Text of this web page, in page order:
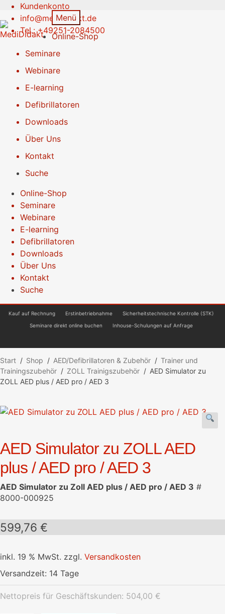
Kundenkonto
info@medididakt.de
Tel.: +49251-2084500
Zur
Navigation
springen
Springe
zum
Inhalt
Menü
Online-Shop
Seminare
Webinare
E-learning
Defibrillatoren
Downloads
Über Uns
Kontakt
Suche
Online-Shop
Seminare
Webinare
E-learning
Defibrillatoren
Downloads
Über Uns
Kontakt
Suche
Kauf auf Rechnung Erstinbetriebnahme
Sicherheitstechnische Kontrolle (STK)
Seminare direkt online buchen
Inhouse-Schulungen auf Anfrage
Start / Shop / AED/Defibrillatoren & Zubehör / Trainer und
Trainingszubehör / ZOLL Trainigszubehör / AED Simulator zu
ZOLL AED plus / AED pro / AED 3
AED Simulator zu ZOLL AED
plus / AED pro / AED 3
AED Simulator zu Zoll AED plus / AED pro / AED 3 #
8000-000925
599,76 €
inkl. 19 % MwSt. zzgl. Versandkosten
Versandzeit: 14 Tage
Nettopreis für Geschäftskunden: 504,00 €